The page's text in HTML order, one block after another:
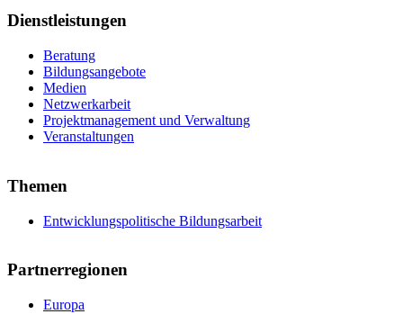
Dienstleistungen
Beratung
Bildungsangebote
Medien
Netzwerkarbeit
Projektmanagement und Verwaltung
Veranstaltungen
Themen
Entwicklungspolitische Bildungsarbeit
Partnerregionen
Europa